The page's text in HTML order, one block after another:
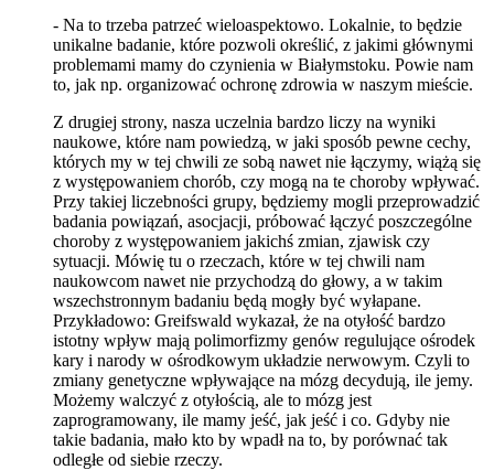
- Na to trzeba patrzeć wieloaspektowo. Lokalnie, to będzie
unikalne badanie, które pozwoli określić, z jakimi głównymi
problemami mamy do czynienia w Białymstoku. Powie nam
to, jak np. organizować ochronę zdrowia w naszym mieście.
Z drugiej strony, nasza uczelnia bardzo liczy na wyniki
naukowe, które nam powiedzą, w jaki sposób pewne cechy,
których my w tej chwili ze sobą nawet nie łączymy, wiążą się
z występowaniem chorób, czy mogą na te choroby wpływać.
Przy takiej liczebności grupy, będziemy mogli przeprowadzić
badania powiązań, asocjacji, próbować łączyć poszczególne
choroby z występowaniem jakichś zmian, zjawisk czy
sytuacji. Mówię tu o rzeczach, które w tej chwili nam
naukowcom nawet nie przychodzą do głowy, a w takim
wszechstronnym badaniu będą mogły być wyłapane.
Przykładowo: Greifswald wykazał, że na otyłość bardzo
istotny wpływ mają polimorfizmy genów regulujące ośrodek
kary i narody w ośrodkowym układzie nerwowym. Czyli to
zmiany genetyczne wpływające na mózg decydują, ile jemy.
Możemy walczyć z otyłością, ale to mózg jest
zaprogramowany, ile mamy jeść, jak jeść i co. Gdyby nie
takie badania, mało kto by wpadł na to, by porównać tak
odległe od siebie rzeczy.